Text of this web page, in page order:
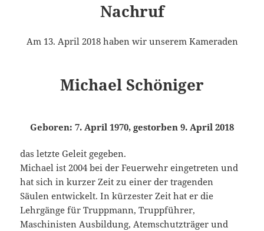
Nachruf
Am 13. April 2018 haben wir unserem Kameraden
Michael Schöniger
Geboren: 7. April 1970, gestorben 9. April 2018
das letzte Geleit gegeben.
Michael ist 2004 bei der Feuerwehr eingetreten und
hat sich in kurzer Zeit zu einer der tragenden
Säulen entwickelt. In kürzester Zeit hat er die
Lehrgänge für Truppmann, Truppführer,
Maschinisten Ausbildung, Atemschutzträger und